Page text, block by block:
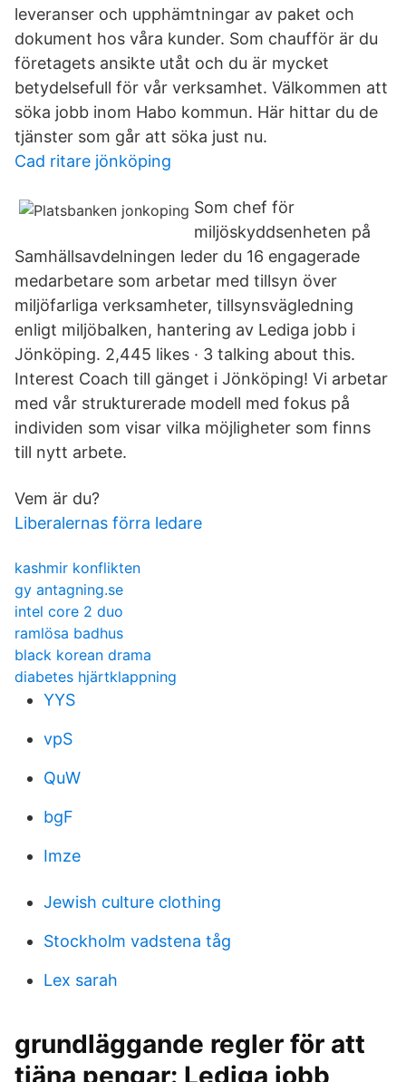
leveranser och upphämtningar av paket och
dokument hos våra kunder. Som chaufför är du
företagets ansikte utåt och du är mycket
betydelsefull för vår verksamhet. Välkommen att
söka jobb inom Habo kommun. Här hittar du de
tjänster som går att söka just nu.
Cad ritare jönköping
Som chef för
miljöskyddsenheten på
Samhällsavdelningen leder du 16 engagerade
medarbetare som arbetar med tillsyn över
miljöfarliga verksamheter, tillsynsvägledning
enligt miljöbalken, hantering av Lediga jobb i
Jönköping. 2,445 likes · 3 talking about this.
Interest Coach till gänget i Jönköping! Vi arbetar
med vår strukturerade modell med fokus på
individen som visar vilka möjligheter som finns
till nytt arbete.
Vem är du?
Liberalernas förra ledare
kashmir konflikten
gy antagning.se
intel core 2 duo
ramlösa badhus
black korean drama
diabetes hjärtklappning
YYS
vpS
QuW
bgF
Imze
Jewish culture clothing
Stockholm vadstena tåg
Lex sarah
grundläggande regler för att
tjäna pengar: Lediga jobb